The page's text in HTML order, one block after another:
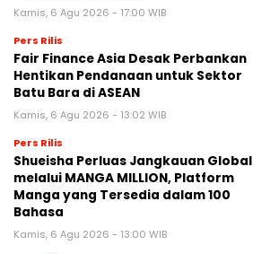
Kamis, 6 Agu 2026 - 17:00 WIB
Pers Rilis
Fair Finance Asia Desak Perbankan
Hentikan Pendanaan untuk Sektor
Batu Bara di ASEAN
Kamis, 6 Agu 2026 - 13:02 WIB
Pers Rilis
Shueisha Perluas Jangkauan Global
melalui MANGA MILLION, Platform
Manga yang Tersedia dalam 100
Bahasa
Kamis, 6 Agu 2026 - 13:00 WIB